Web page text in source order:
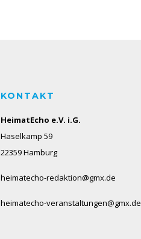
KONTAKT
HeimatEcho e.V. i.G.
Haselkamp 59
22359 Hamburg
heimatecho-redaktion@gmx.de
heimatecho-veranstaltungen@gmx.de